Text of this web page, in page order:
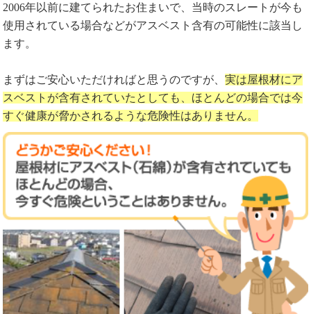
2006年以前に建てられたお住まいで、当時のスレートが今も
使用されている場合などがアスベスト含有の可能性に該当し
ます。
まずはご安心いただければと思うのですが、実は屋根材にア
スベストが含有されていたとしても、ほとんどの場合では今
すぐ健康が脅かされるような危険性はありません。